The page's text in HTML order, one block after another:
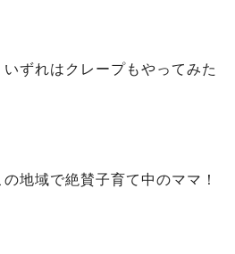
ずれはクレープもやってみた
地域で絶賛子育て中のママ！